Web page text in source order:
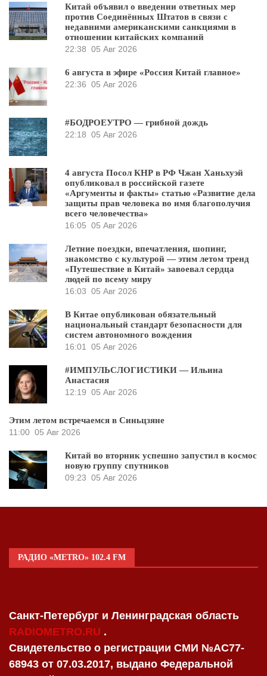
Китай объявил о введении ответных мер
против Соединённых Штатов в связи с
недавними американскими санкциями в
отношении китайских компаний
22:38 05 Авг 2026
6 августа в эфире «Россия Китай главное»
22:36 05 Авг 2026
#БОДРОЕУТРО — грибной дождь
22:18 05 Авг 2026
4 августа Посол КНР в РФ Чжан Ханьхуэй
опубликовал в российской газете
«Аргументы и факты» статью «Развитие дела
защиты прав человека во имя благополучия
всего человечества»
16:05 05 Авг 2026
Летние поездки, впечатления, шопинг,
знакомство с культурой — этим летом тренд
«Путешествие в Китай» завоевал сердца
людей по всему миру
16:03 05 Авг 2026
В Китае опубликован обязательный
национальный стандарт безопасности для
систем автономного вождения
16:01
05 Авг 2026
#ИМПУЛЬСЛОГИСТИКИ — Ильина
Анастасия
12:19 05 Авг 2026
Этим летом встречаемся в Синьцзяне
11:00 05 Авг 2026
Китай во вторник успешно запустил в космос
новую группу спутников
09:23 05 Авг 2026
РАДИО «METRO» 102.4 FM
Санкт-Петербург и Ленинградская область
RADIOMETRO.RU .
Свидетельство о регистрации СМИ №AC77-
68943 от 07.03.2017, выдано Федеральной